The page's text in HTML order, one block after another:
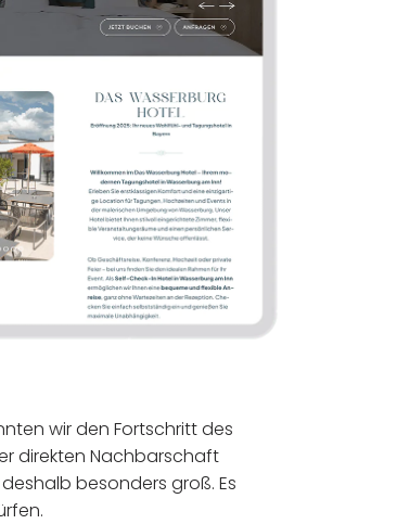
wir den Fortschritt des
direkten Nachbarschaft
besonders groß. Es